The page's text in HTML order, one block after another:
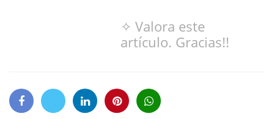
✧ Valora este
artículo. Gracias!!